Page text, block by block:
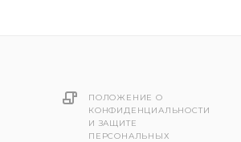
ПОЛОЖЕНИЕ О
КОНФИДЕНЦИАЛЬНОСТИ
И ЗАЩИТЕ
ПЕРСОНАЛЬНЫХ